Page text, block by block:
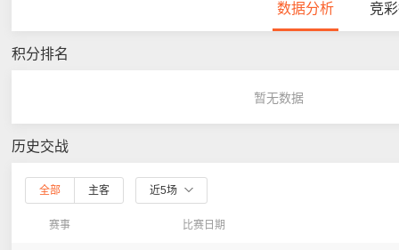
数据分析 竞
积分排名
暂无数据
历史交战
全部 主客 近5场
赛事 比赛日期